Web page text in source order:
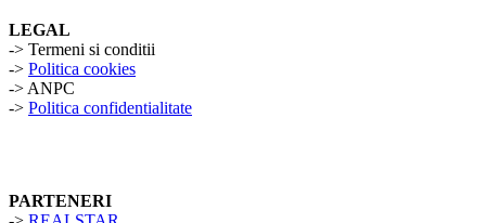
LEGAL
-> Termeni si conditii
-> Politica cookies
-> ANPC
-> Politica confidentialitate
PARTENERI